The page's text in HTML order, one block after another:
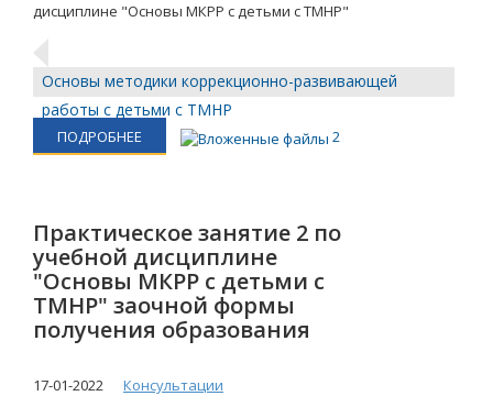
дисциплине "Основы МКРР с детьми с ТМНР"
Основы методики коррекционно-развивающей
работы с детьми с ТМНР
ПОДРОБНЕЕ 2
Практическое занятие 2 по
учебной дисциплине
"Основы МКРР с детьми с
ТМНР" заочной формы
получения образования
17-01-2022
Консультации